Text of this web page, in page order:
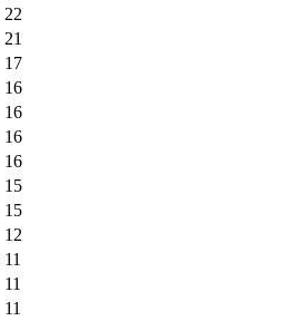
22
21
17
16
16
16
16
15
15
12
11
11
11